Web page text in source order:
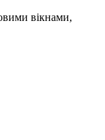
вікнами,